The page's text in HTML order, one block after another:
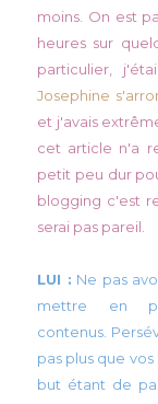
moins. On est
heures sur
particulier,
Josephine
et j'avais
cet article n'a
petit peu dur
blogging c'est
serai pas pareil.
LUI : Ne pas
mettre en
contenus.
pas plus que
but étant de